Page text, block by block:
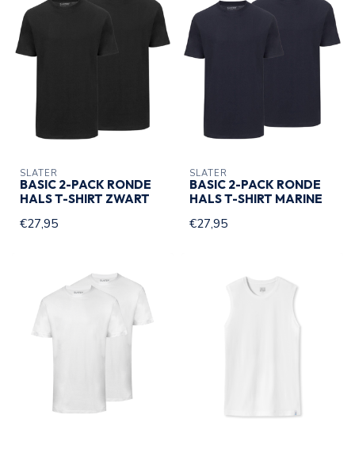
SLATER
BASIC 2-PACK RONDE
HALS T-SHIRT ZWART
€27,95
SLATER
BASIC 2-PACK RONDE
HALS T-SHIRT MARINE
€27,95